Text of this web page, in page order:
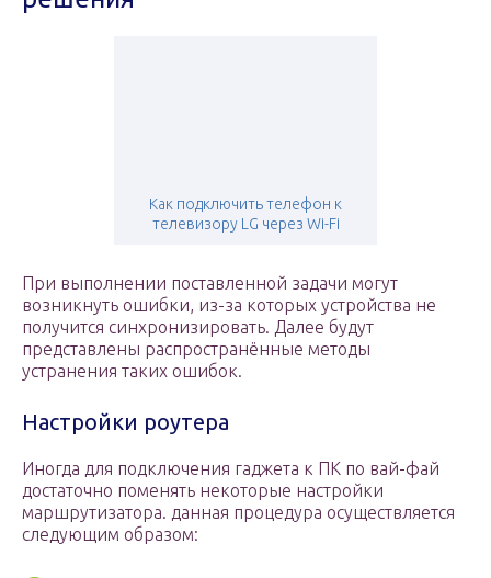
Как подключить телефон к
телевизору LG через Wi-Fi
При выполнении поставленной задачи могут
возникнуть ошибки, из-за которых устройства не
получится синхронизировать. Далее будут
представлены распространённые методы
устранения таких ошибок.
Настройки роутера
Иногда для подключения гаджета к ПК по вай-фай
достаточно поменять некоторые настройки
маршрутизатора. данная процедура осуществляется
следующим образом: